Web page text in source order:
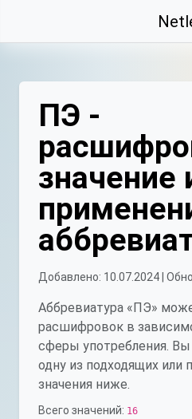
ПЭ -
значение
Добавлено: 10.07.2024 |
Аббревиатура «ПЭ»
расшифровок в
сферы употребления.
одну из подходящих или
значения ниже.
Всего значений: 16